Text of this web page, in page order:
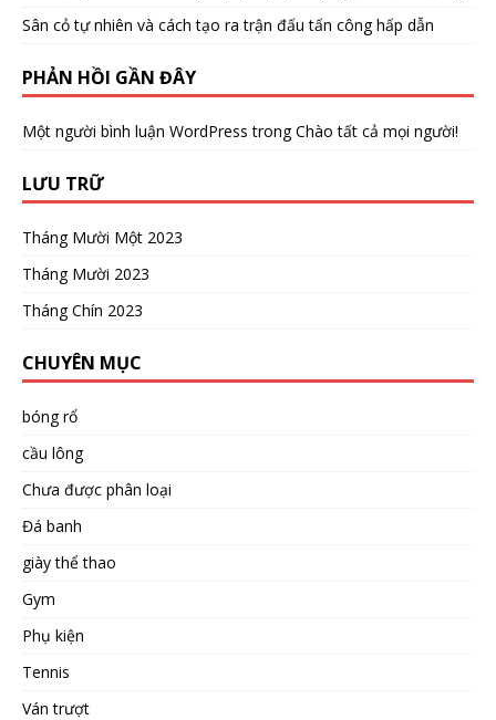
Sân cỏ tự nhiên và cách tạo ra trận đấu tấn công hấp dẫn
PHẢN HỒI GẦN ĐÂY
Một người bình luận WordPress trongChào tất cả mọi người!
LƯU TRỮ
Tháng Mười Một 2023
Tháng Mười 2023
Tháng Chín 2023
CHUYÊN MỤC
bóng rổ
cầu lông
Chưa được phân loại
Đá banh
giày thể thao
Gym
Phụ kiện
Tennis
Ván trượt